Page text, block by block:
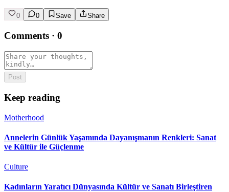
0 0 Save Share
Comments · 0
Post
Keep reading
Motherhood
Annelerin Günlük Yaşamında Dayanışmanın Renkleri: Sanat
ve Kültür ile Güçlenme
Culture
Kadınların Yaratıcı Dünyasında Kültür ve Sanatı Birleştiren